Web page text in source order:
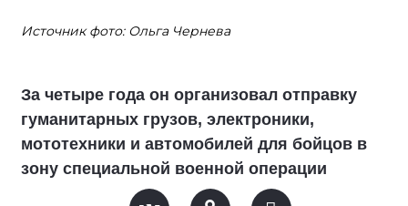
Источник фото: Ольга Чернева
За четыре года он организовал отправку
гуманитарных грузов, электроники,
мототехники и автомобилей для бойцов в
зону специальной военной операции